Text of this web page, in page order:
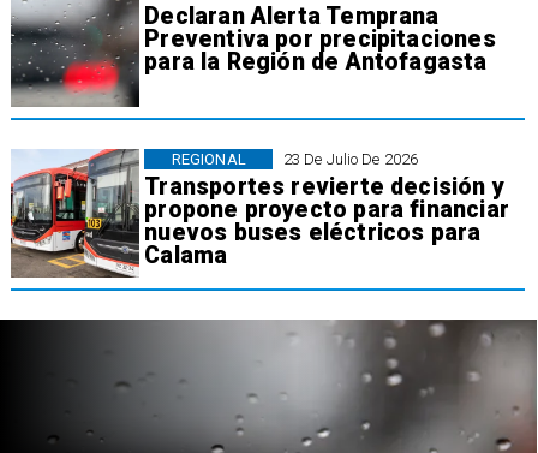
Declaran Alerta Temprana
Preventiva por precipitaciones
para la Región de Antofagasta
23 De Julio De 2026
Transportes revierte decisión y
propone proyecto para financiar
nuevos buses eléctricos para
Calama
REGIONAL